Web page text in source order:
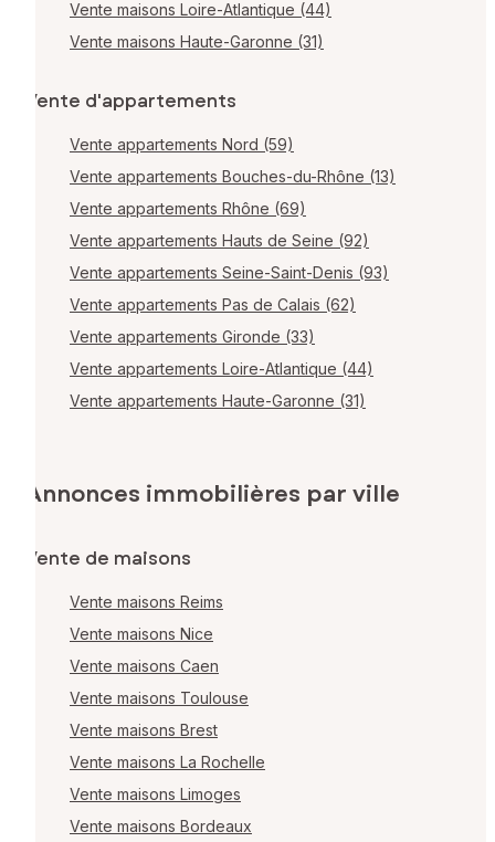
Vente maisons Loire-Atlantique (44)
Vente maisons Haute-Garonne (31)
Vente d'appartements
Vente appartements Nord (59)
Vente appartements Bouches-du-Rhône (13)
Vente appartements Rhône (69)
Vente appartements Hauts de Seine (92)
Vente appartements Seine-Saint-Denis (93)
Vente appartements Pas de Calais (62)
Vente appartements Gironde (33)
Vente appartements Loire-Atlantique (44)
Vente appartements Haute-Garonne (31)
Annonces immobilières par ville
Vente de maisons
Vente maisons Reims
Vente maisons Nice
Vente maisons Caen
Vente maisons Toulouse
Vente maisons Brest
Vente maisons La Rochelle
Vente maisons Limoges
Vente maisons Bordeaux